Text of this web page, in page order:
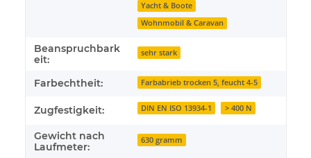
Yacht & Boote
Wohnmobil & Caravan
Beanspruchbark
eit:
sehr stark
Farbechtheit: Farbabrieb trocken 5, feucht 4-5
Zugfestigkeit: DIN EN ISO 13934-1 > 400 N
Gewicht nach
Laufmeter:
630 gramm